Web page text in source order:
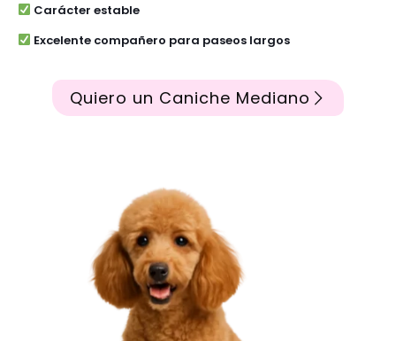
Carácter estable
Excelente compañero para paseos largos
Quiero un Caniche Mediano